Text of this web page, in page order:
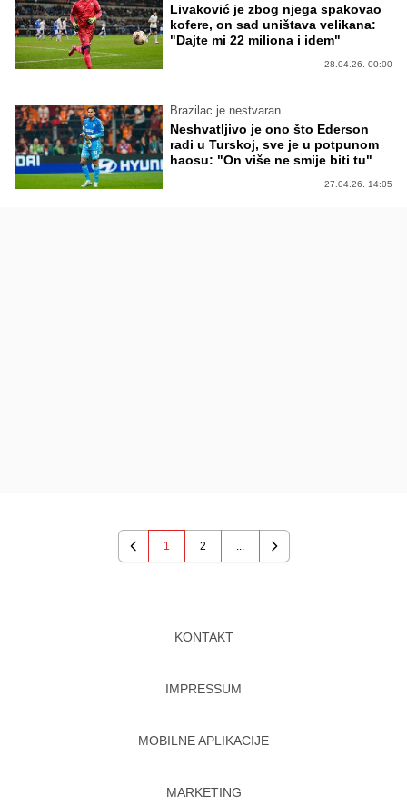
Livaković je zbog njega spakovao
kofere, on sad uništava velikana:
"Dajte mi 22 miliona i idem"
28.04.26. 00:00
Brazilac je nestvaran
Neshvatljivo je ono što Ederson
radi u Turskoj, sve je u potpunom
haosu: "On više ne smije biti tu"
27.04.26. 14:05
Previous
1 2
Next
KONTAKT
IMPRESSUM
MOBILNE APLIKACIJE
MARKETING